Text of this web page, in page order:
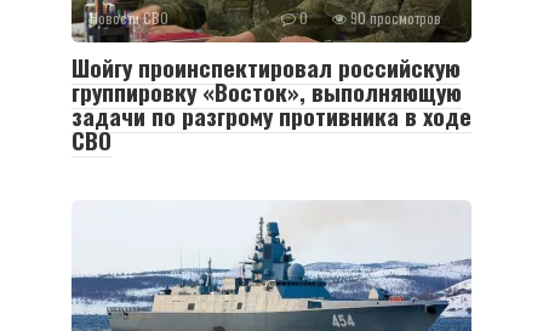
Новости СВО 0 90 просмотров
Шойгу проинспектировал российскую
группировку «Восток», выполняющую
задачи по разгрому противника в ходе
СВО